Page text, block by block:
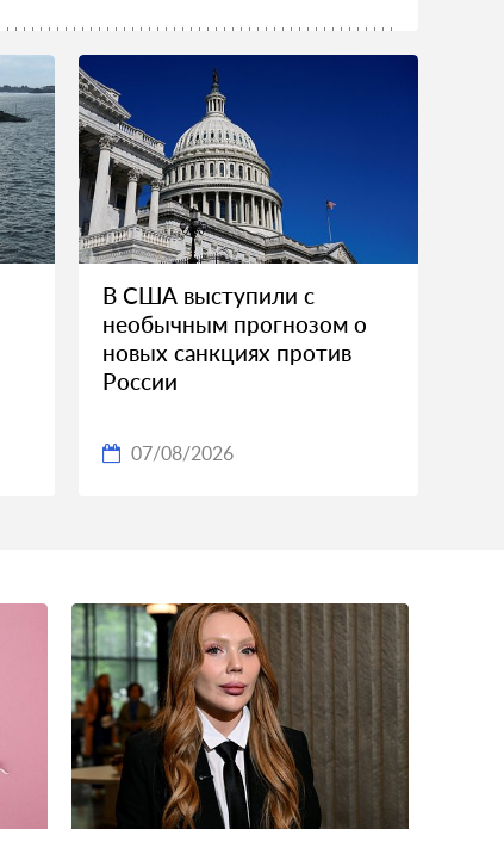
В США выступили с
необычным прогнозом о
новых санкциях против
России
07/08/2026